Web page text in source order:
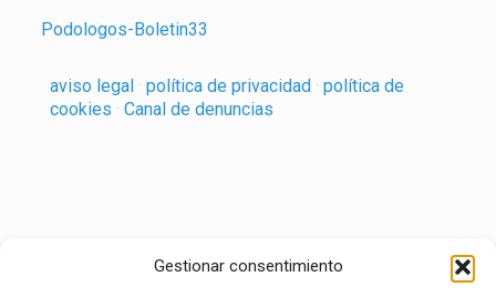
Gestionar consentimiento
Podologos-Boletin33
aviso legal · política de privacidad · política de
cookies · Canal de denuncias